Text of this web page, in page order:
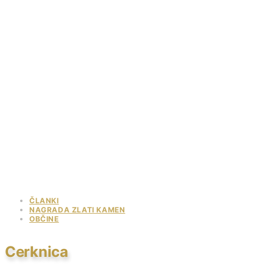
ČLANKI
NAGRADA ZLATI KAMEN
OBČINE
Cerknica